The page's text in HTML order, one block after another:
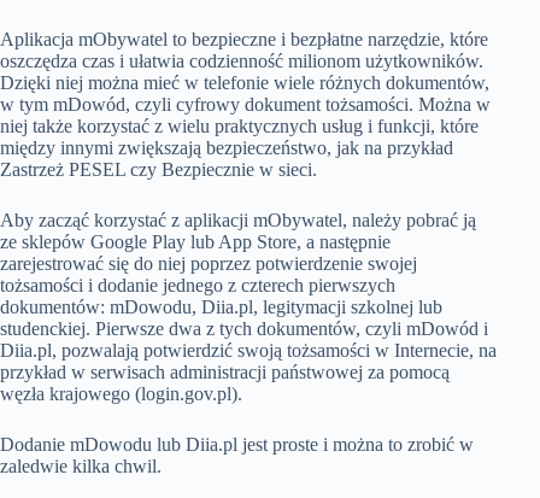
Aplikacja mObywatel to bezpieczne i bezpłatne narzędzie, które
oszczędza czas i ułatwia codzienność milionom użytkowników.
Dzięki niej można mieć w telefonie wiele różnych dokumentów,
w tym mDowód, czyli cyfrowy dokument tożsamości. Można w
niej także korzystać z wielu praktycznych usług i funkcji, które
między innymi zwiększają bezpieczeństwo, jak na przykład
Zastrzeż PESEL czy Bezpiecznie w sieci.
Aby zacząć korzystać z aplikacji mObywatel, należy pobrać ją
ze sklepów Google Play lub App Store, a następnie
zarejestrować się do niej poprzez potwierdzenie swojej
tożsamości i dodanie jednego z czterech pierwszych
dokumentów: mDowodu, Diia.pl, legitymacji szkolnej lub
studenckiej. Pierwsze dwa z tych dokumentów, czyli mDowód i
Diia.pl, pozwalają potwierdzić swoją tożsamości w Internecie, na
przykład w serwisach administracji państwowej za pomocą
węzła krajowego (login.gov.pl).
Dodanie mDowodu lub Diia.pl jest proste i można to zrobić w
zaledwie kilka chwil.